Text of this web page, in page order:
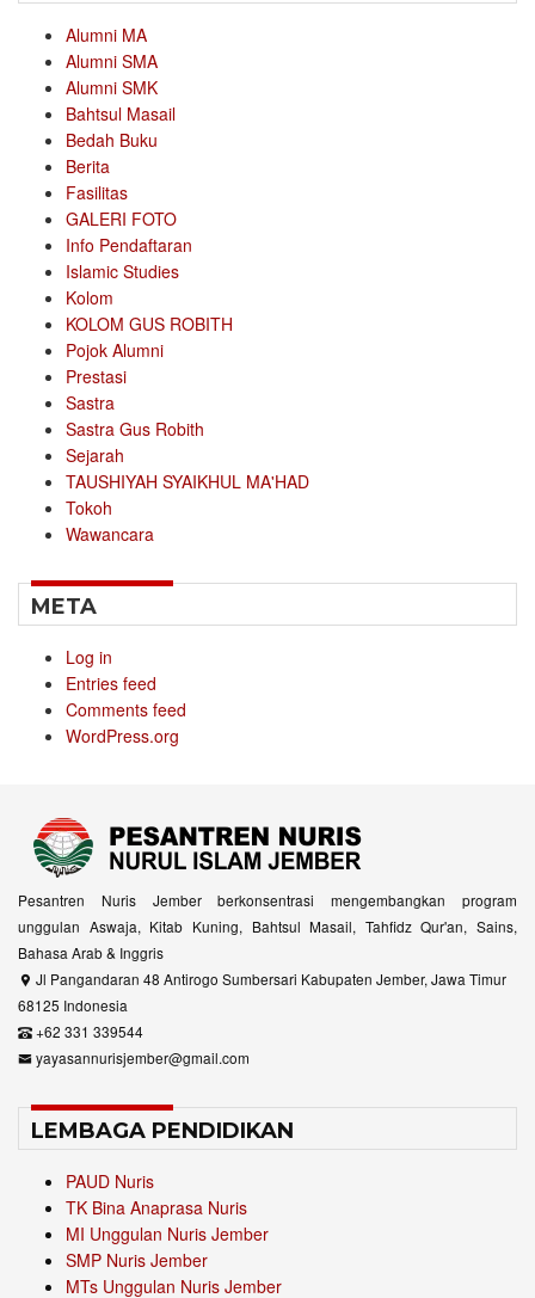
Alumni MA
Alumni SMA
Alumni SMK
Bahtsul Masail
Bedah Buku
Berita
Fasilitas
GALERI FOTO
Info Pendaftaran
Islamic Studies
Kolom
KOLOM GUS ROBITH
Pojok Alumni
Prestasi
Sastra
Sastra Gus Robith
Sejarah
TAUSHIYAH SYAIKHUL MA'HAD
Tokoh
Wawancara
META
Log in
Entries feed
Comments feed
WordPress.org
Pesantren Nuris Jember berkonsentrasi mengembangkan program
unggulan Aswaja, Kitab Kuning, Bahtsul Masail, Tahfidz Qur'an, Sains,
Bahasa Arab & Inggris
Jl Pangandaran 48 Antirogo Sumbersari Kabupaten Jember, Jawa Timur
68125 Indonesia
+62 331 339544
yayasannurisjember@gmail.com
LEMBAGA PENDIDIKAN
PAUD Nuris
TK Bina Anaprasa Nuris
MI Unggulan Nuris Jember
SMP Nuris Jember
MTs Unggulan Nuris Jember